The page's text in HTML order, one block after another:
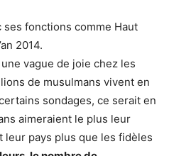
fonctions comme Haut
2014.
vague de joie chez les
de musulmans vivent en
sondages, ce serait en
aimeraient le plus leur
leur pays plus que les fidèles